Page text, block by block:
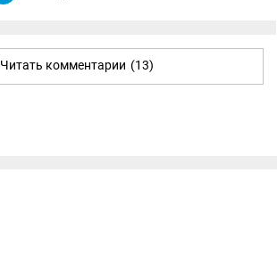
Читать комментарии (13)